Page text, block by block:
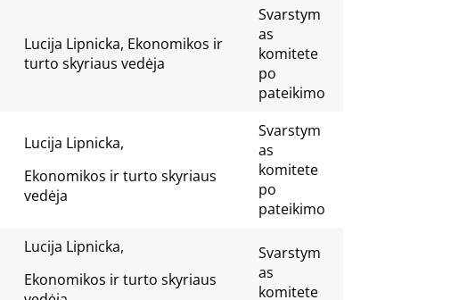
Lucija Lipnicka, Ekonomikos ir
turto skyriaus vedėja
Svarstym
as
komitete
po
pateikimo
Lucija Lipnicka,
Ekonomikos ir turto skyriaus
vedėja
Svarstym
as
komitete
po
pateikimo
Lucija Lipnicka,
Ekonomikos ir turto skyriaus
Svarstym
as
komitete